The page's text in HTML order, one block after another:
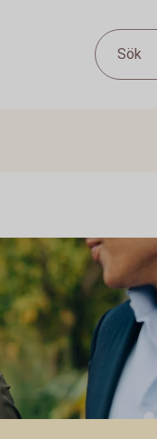
Sök